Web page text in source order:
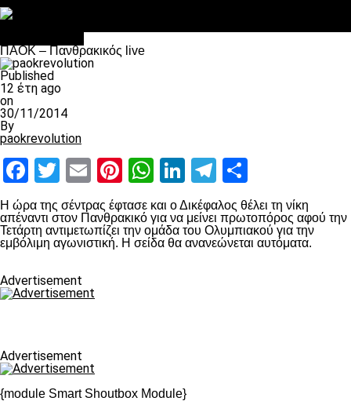
ΠΑΟΚ – Πανθρακικός live
Published
12 έτη ago
on
30/11/2014
By
paokrevolution
Facebook
Twitter
EmailPinterest
WhatsApp
LinkedIn
Telegram
Η ώρα της σέντρας έφτασε και ο Δικέφαλος θέλει τη νίκη
απέναντι στον Πανθρακικό για να μείνει πρωτοπόρος αφού την
Τετάρτη αντιμετωπίζει την ομάδα του Ολυμπιακού για την
εμβόλιμη αγωνιστική. Η σείδα θα ανανεώνεται αυτόματα.
Advertisement
Advertisement
{module Smart Shoutbox Module}